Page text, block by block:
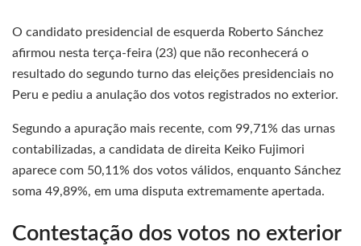
O candidato presidencial de esquerda Roberto Sánchez
afirmou nesta terça-feira (23) que não reconhecerá o
resultado do segundo turno das eleições presidenciais no
Peru e pediu a anulação dos votos registrados no exterior.
Segundo a apuração mais recente, com 99,71% das urnas
contabilizadas, a candidata de direita Keiko Fujimori
aparece com 50,11% dos votos válidos, enquanto Sánchez
soma 49,89%, em uma disputa extremamente apertada.
Contestação dos votos no exterior